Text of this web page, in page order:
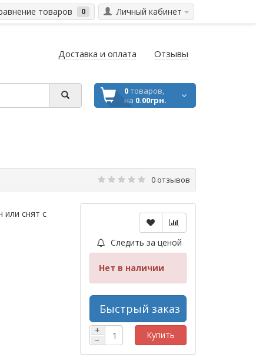
товаров 0 Личный кабинет
Доставка и оплата Отзывы
0товаров,
на 0.00грн.
0 отзывов
или снят с
Следить за ценой
Нет в наличии
Быстрый заказ
+
−
Купить